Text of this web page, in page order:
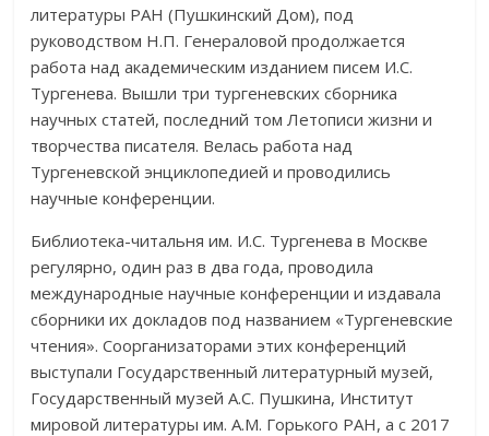
литературы РАН (Пушкинский Дом), под
руководством Н.П. Генераловой продолжается
работа над академическим изданием писем И.С.
Тургенева. Вышли три тургеневских сборника
научных статей, последний том Летописи жизни и
творчества писателя. Велась работа над
Тургеневской энциклопедией и проводились
научные конференции.
Библиотека-читальня им. И.С. Тургенева в Москве
регулярно, один раз в два года, проводила
международные научные конференции и издавала
сборники их докладов под названием «Тургеневские
чтения». Соорганизаторами этих конференций
выступали Государственный литературный музей,
Государственный музей А.С. Пушкина, Институт
мировой литературы им. А.М. Горького РАН, а с 2017